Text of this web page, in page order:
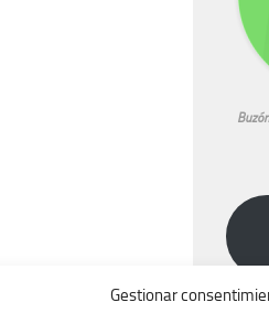
Gestionar